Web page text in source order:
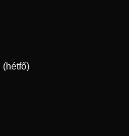
(hétfő)